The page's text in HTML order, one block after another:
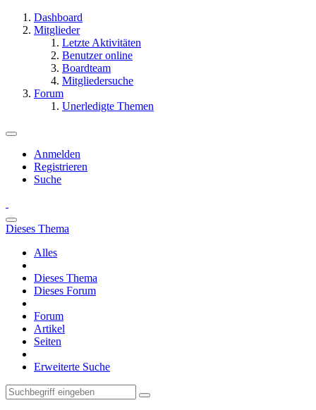
Dashboard
Mitglieder
Letzte Aktivitäten
Benutzer online
Boardteam
Mitgliedersuche
Forum
Unerledigte Themen
Anmelden
Registrieren
Suche
Dieses Thema
Alles
Dieses Thema
Dieses Forum
Forum
Artikel
Seiten
Erweiterte Suche